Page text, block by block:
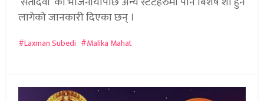
लागेको जानकारी दिएका छन् ।
Laxman Subedi Malika Mahat